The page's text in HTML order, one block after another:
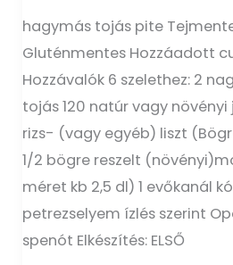
hagymás tojás pite
Gluténmentes Hozzáadott
Hozzávalók 6 szelethez: 2
tojás 120 natúr vagy
rizs- (vagy egyéb) liszt
1/2 bögre reszelt
méret kb 2,5 dl) 1 evőkanál
petrezselyem ízlés szerint
spenót Elkészítés: ELSŐ